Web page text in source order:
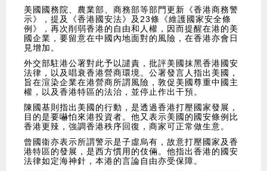
美國國務院、農業部、商務部等部門更新《香港商務警
示》，提及《香港國安法》及23條《維護國家安全條
例》，再次削弱香港的自由和人權，因而提醒在港的美
國企業，要留意在中國內地面對的風險，在香港亦會日
見增加。
外交部駐港公署對此予以譴責，批評美國抹黑香港國安
法律，以及唱衰香港營商環境。公署發言人指出美國，
旨在渲染企業在港營商所謂風險，敦促美國尊重中國主
權，以及香港特區的法治，並停止作出干預。
陳國基則指出美國的行動，是透過香港打壓國家發展，
目的是要嚇怕來港投資者。他又表示美國的國安條例比
香港更辣，強調香港秩序回復，商家可正常做生意。
曾國衞亦表示所謂警示是子虛烏有，故意打壓國家及香
港特區的發展，是西方慣用的伎倆。他指出香港的國安
法律如定海神針，本港的言論自由亦受保障。